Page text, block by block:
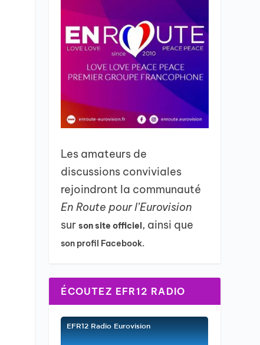
Les amateurs de
discussions conviviales
rejoindront la communauté
En Route pour l’Eurovision
surson site officiel, ainsi que
son profil Facebook.
ÉCOUTEZ EFR12 RADIO